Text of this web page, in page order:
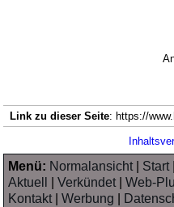
Link zu dieser Seite: https://
Menü: Normalansicht| Start|
Aktuell
|Verkündet|Web-
Kontakt|Werbung